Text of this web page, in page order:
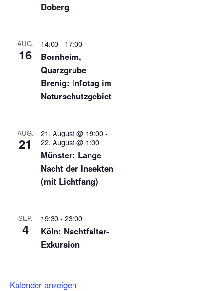
Doberg
AUG.
16
14:00- 17:00
Bornheim,
Quarzgrube
Brenig: Infotag im
Naturschutzgebiet
AUG.
21
21. August @ 19:00-
22. August @ 1:00
Münster: Lange
Nacht der Insekten
(mit Lichtfang)
SEP.
4
19:30- 23:00
Köln: Nachtfalter-
Exkursion
Kalender anzeigen